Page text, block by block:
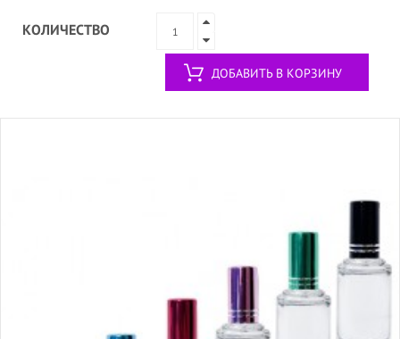
КОЛИЧЕСТВО
ДОБАВИТЬ В КОРЗИНУ